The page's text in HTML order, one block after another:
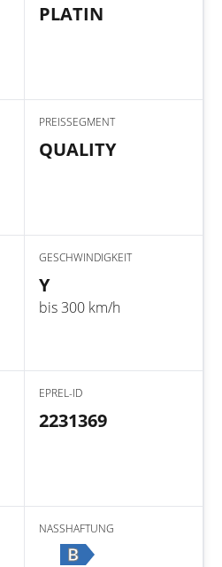
PLATIN
PREISSEGMENT
QUALITY
GESCHWINDIGKEIT
Y
bis 300 km/h
EPREL-ID
2231369
NASSHAFTUNG
B